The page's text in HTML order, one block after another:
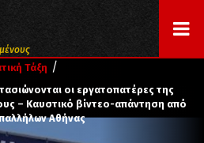
Τάξη /
οι εργατοπατέρες της
– Καυστικό βίντεο-απάντηση από
Αθήνας